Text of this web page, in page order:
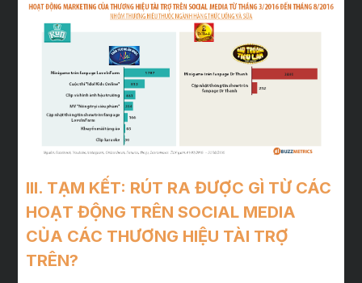
III. TẠM KẾT: RÚT RA ĐƯỢC GÌ TỪ CÁC
HOẠT ĐỘNG TRÊN SOCIAL MEDIA
CỦA CÁC THƯƠNG HIỆU TÀI TRỢ
TRÊN?